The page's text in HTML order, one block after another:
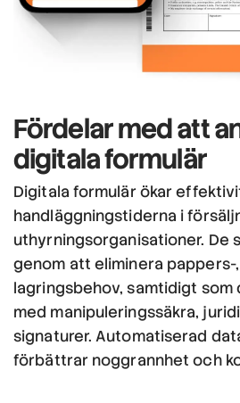
Fördelarmed att
digitala formulär
Digitala formulär ökar
handläggningstiderna i
uthyrningsorganisationer. De
genom att eliminera
lagringsbehov, samtidigt som
med manipuleringssäkra,
signaturer. Automatiserad
förbättrar noggrannhet och